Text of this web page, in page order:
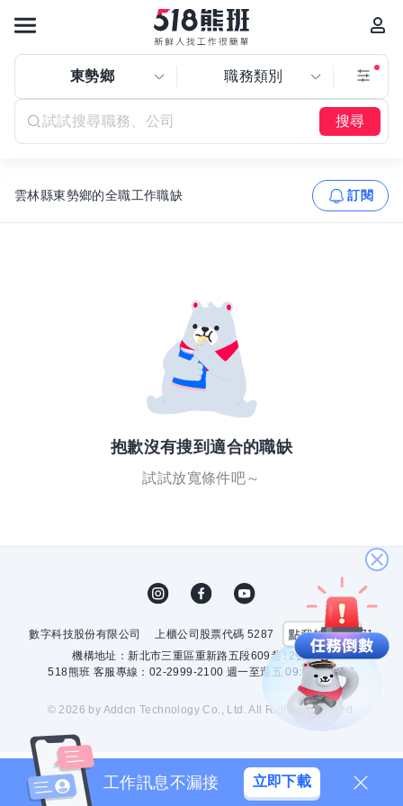
東勢鄉 職務類別
搜尋
雲林縣東勢鄉的全職工作職缺 訂閱
抱歉沒有搜到適合的職缺
試試放寬條件吧～
關
閉
數字科技股份有限公司 上櫃公司股票代碼 5287
許可證字號 2571
機構地址：新北市三重區重新路五段609巷12號10樓
518熊班 客服專線：02-2999-2100 週一至週五 09:00 - 18:00
© 2026 by Addcn Technology Co., Ltd. All Rights Reserved.
工作訊息不漏接 立即下載